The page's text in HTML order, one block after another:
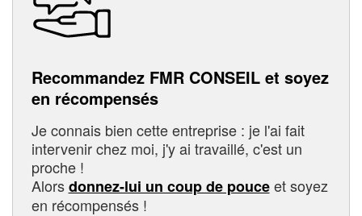
Recommandez FMR CONSEIL et soyez
en récompensés
Je connais bien cette entreprise : je l'ai fait
intervenir chez moi, j'y ai travaillé, c'est un
proche !
Alorsdonnez-lui un coup de pouceet soyez
en récompensés !